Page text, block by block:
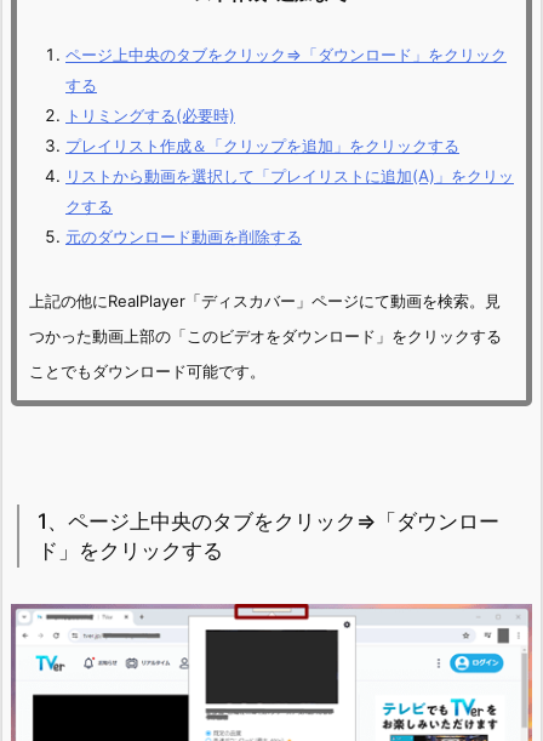
ページ上中央のタブをクリック⇒「ダウンロード」をクリック
する
トリミングする(必要時)
プレイリスト作成＆「クリップを追加」をクリックする
リストから動画を選択して「プレイリストに追加(A)」をクリッ
クする
元のダウンロード動画を削除する
上記の他にRealPlayer「ディスカバー」ページにて動画を検索。見
つかった動画上部の「このビデオをダウンロード」をクリックする
ことでもダウンロード可能です。
1、ページ上中央のタブをクリック⇒「ダウンロー
ド」をクリックする